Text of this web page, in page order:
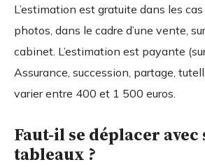
L’estimation est gratuite dans les
photos, dans le cadre d’une vente,
cabinet. L’estimation est payante
Assurance, succession, partage,
varier entre 400 et 1 500 euros.
Faut-il se déplacer avec
tableaux ?